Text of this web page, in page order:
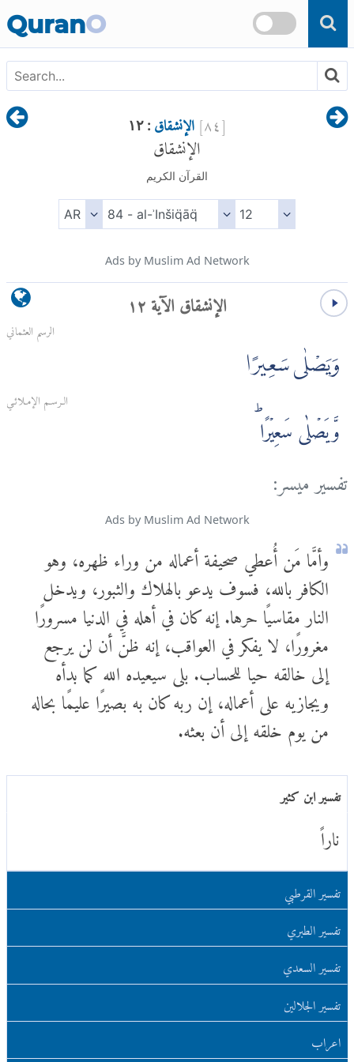
Skip to main content
QuranO
[٨٤]الإنشقاق : ١٢ الإنشقاق
القرآن الكريم
Ads by Muslim Ad Network
الإنشقاق الآية ١٢
الرسم العثماني
وَيَصْلٰى سَعِيرًا
الـرسـم الإمـلائـي
وَّيَصۡلٰى سَعِيۡرًا ؕ‏
تفسير ميسر:
Ads by Muslim Ad Network
وأمَّا مَن أُعطي صحيفة أعماله من وراء ظهره، وهو
الكافر بالله، فسوف يدعو بالهلاك والثبور، ويدخل
النار مقاسيًا حرها. إنه كان في أهله في الدنيا مسرورًا
مغرورًا، لا يفكر في العواقب، إنه ظنَّ أن لن يرجع
إلى خالقه حيا للحساب. بلى سيعيده الله كما بدأه
ويجازيه على أعماله، إن ربه كان به بصيرًا عليمًا بحاله
من يوم خلقه إلى أن بعثه.
تفسير ابن كثير
ناراً
تفسير القرطبي
تفسير الطبري
تفسير السعدي
تفسير الجلالين
اعراب